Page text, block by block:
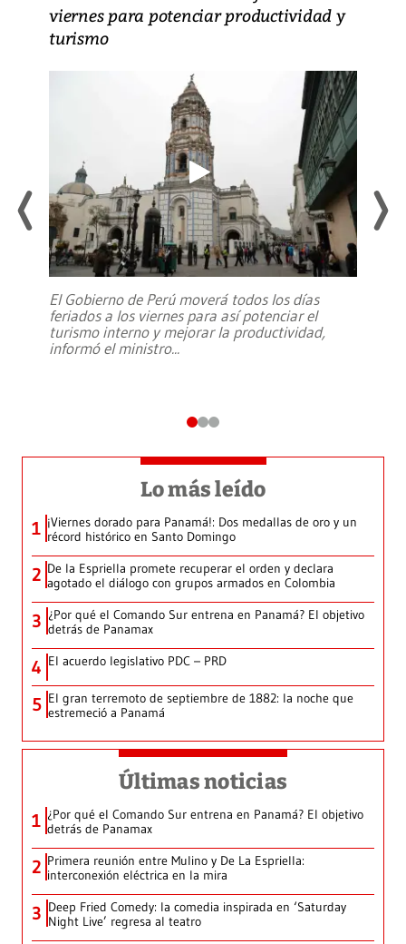
viernes para potenciar productividad y
turismo
El Gobierno de Perú moverá todos los días
feriados a los viernes para así potenciar el
turismo interno y mejorar la productividad,
informó el ministro...
Lo más leído
1 ¡Viernes dorado para Panamá!: Dos medallas de oro y un
récord histórico en Santo Domingo
2 De la Espriella promete recuperar el orden y declara
agotado el diálogo con grupos armados en Colombia
3 ¿Por qué el Comando Sur entrena en Panamá? El objetivo
detrás de Panamax
4 El acuerdo legislativo PDC – PRD
5 El gran terremoto de septiembre de 1882: la noche que
estremeció a Panamá
Últimas noticias
1 ¿Por qué el Comando Sur entrena en Panamá? El objetivo
detrás de Panamax
2 Primera reunión entre Mulino y De La Espriella:
interconexión eléctrica en la mira
3 Deep Fried Comedy: la comedia inspirada en ‘Saturday
Night Live’ regresa al teatro